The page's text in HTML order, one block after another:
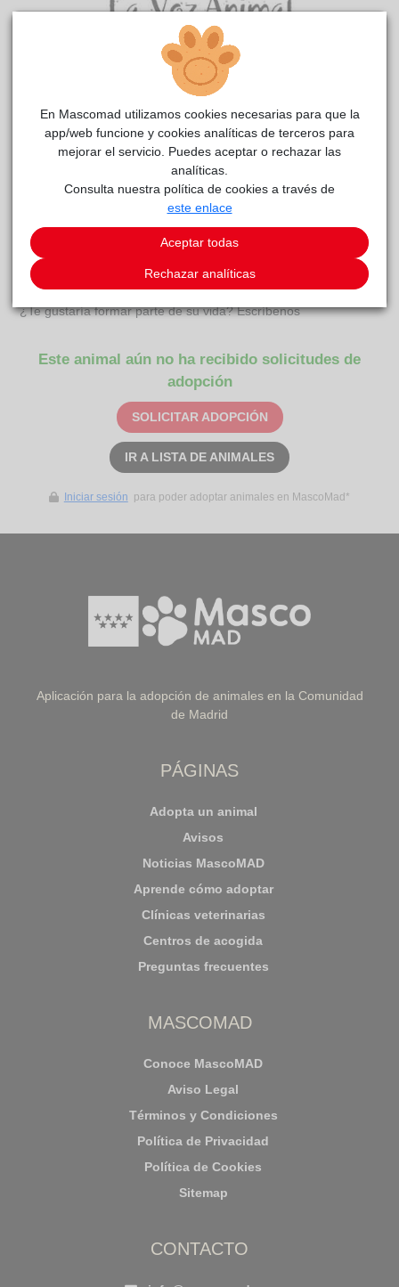
reside actualmente en el centro de acogida
COMENTARIOS
Avis y sus herman@s fueron abandonados en una caja al lado
unos gatitos adorables que se merecen encontrar un hogar
donde les den todo el amor que necesitan y no los vuelvan a
abandonar nunca.
¿Te gustaría formar parte de su vida? Escríbenos
Este animal aún no ha recibido solicitudes de
adopción
SOLICITAR ADOPCIÓN
IR A LISTA DE ANIMALES
Iniciar sesión para poder adoptar animales en MascoMad*
Aplicación para la adopción de animales en la Comunidad
de Madrid
PÁGINAS
Adopta un animal
Avisos
Noticias MascoMAD
Aprende cómo adoptar
Clínicas veterinarias
Centros de acogida
Preguntas frecuentes
MASCOMAD
Conoce MascoMAD
Aviso Legal
Términos y Condiciones
Política de Privacidad
Política de Cookies
Sitemap
CONTACTO
En Mascomad utilizamos cookies necesarias para que la
app/web funcione y cookies analíticas de terceros para
mejorar el servicio. Puedes aceptar o rechazar las
analíticas.
Consulta nuestra política de cookies a través de
este enlace
Aceptar todas
Rechazar analíticas